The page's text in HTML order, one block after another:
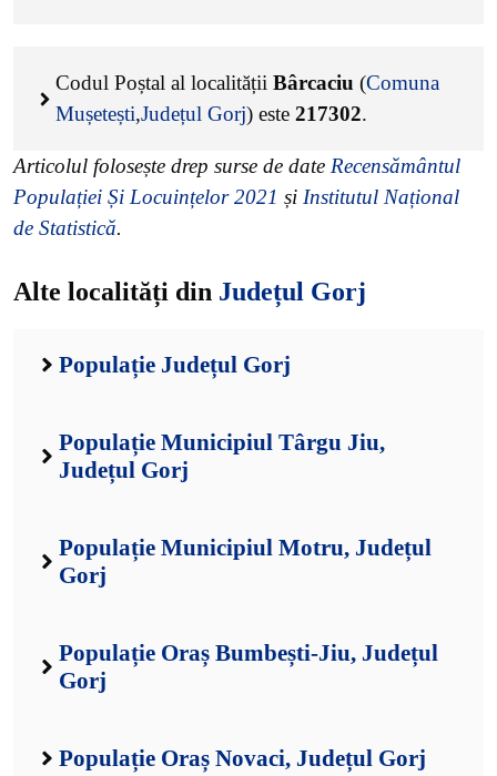
Codul Poștal al localității Bârcaciu (Comuna
Mușetești,Județul Gorj) este 217302.
Articolul folosește drep surse de date Recensământul
Populației Și Locuințelor 2021 și Institutul Național
de Statistică.
Alte localități din Județul Gorj
Populație Județul Gorj
Populație Municipiul Târgu Jiu,
Județul Gorj
Populație Municipiul Motru, Județul
Gorj
Populație Oraș Bumbești-Jiu, Județul
Gorj
Populație Oraș Novaci, Județul Gorj